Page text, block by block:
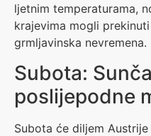
ljetnim temperaturama,
krajevima mogli
grmljavinska nevremena.
Subota:
poslijepodne
Subota će diljem